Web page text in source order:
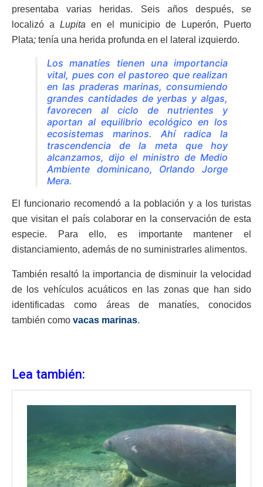
presentaba varias heridas. Seis años después, se
localizó a Lupita en el municipio de Luperón, Puerto
Plata; tenía una herida profunda en el lateral izquierdo.
Los manatíes tienen una importancia
vital, pues con el pastoreo que realizan
en las praderas marinas, consumiendo
grandes cantidades de yerbas y algas,
favorecen al ciclo de nutrientes y
aportan al equilibrio ecológico en los
ecosistemas marinos. Ahí radica la
trascendencia de la meta que hoy
alcanzamos, dijo el ministro de Medio
Ambiente dominicano, Orlando Jorge
Mera.
El funcionario recomendó a la población y a los turistas
que visitan el país colaborar en la conservación de esta
especie. Para ello, es importante mantener el
distanciamiento, además de no suministrarles alimentos.
También resaltó la importancia de disminuir la velocidad
de los vehículos acuáticos en las zonas que han sido
identificadas como áreas de manatíes, conocidos
también como vacas marinas.
Lea también: